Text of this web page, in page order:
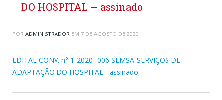
DO HOSPITAL – assinado
POR ADMINISTRADOR EM 7 DE AGOSTO DE 2020
EDITAL CONV. n° 1-2020- 006-SEMSA-SERVIÇOS DE
ADAPTAÇÃO DO HOSPITAL - assinado